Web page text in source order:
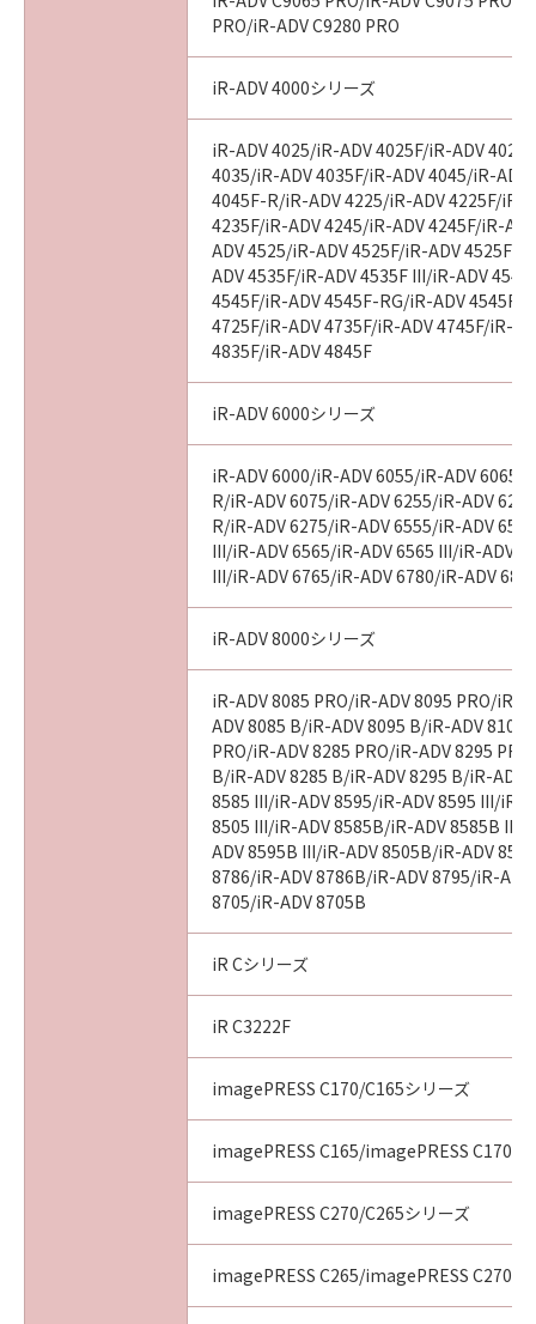
PRO/iR-ADV C9280 PRO
iR-ADV 4000シリーズ
iR-ADV 4025/iR-ADV 4025F/iR-ADV
4035/iR-ADV 4035F/iR-ADV 4045/iR-ADV
4045F-R/iR-ADV 4225/iR-ADV 4225F/iR-
4235F/iR-ADV 4245/iR-ADV 4245F/iR-
ADV 4525/iR-ADV 4525F/iR-ADV 4525F
ADV 4535F/iR-ADV 4535F III/iR-ADV
4545F/iR-ADV 4545F-RG/iR-ADV 4545F
4725F/iR-ADV 4735F/iR-ADV 4745F/iR-
4835F/iR-ADV 4845F
iR-ADV 6000シリーズ
iR-ADV 6000/iR-ADV 6055/iR-ADV 6065/
R/iR-ADV 6075/iR-ADV 6255/iR-ADV
R/iR-ADV 6275/iR-ADV 6555/iR-ADV
III/iR-ADV 6565/iR-ADV 6565 III/iR-ADV
III/iR-ADV 6765/iR-ADV 6780/iR-ADV
iR-ADV 8000シリーズ
iR-ADV 8085 PRO/iR-ADV 8095 PRO/iR-
ADV 8085 B/iR-ADV 8095 B/iR-ADV 8105
PRO/iR-ADV 8285 PRO/iR-ADV 8295
B/iR-ADV 8285 B/iR-ADV 8295 B/iR-ADV
8585 III/iR-ADV 8595/iR-ADV 8595 III/iR-
8505 III/iR-ADV 8585B/iR-ADV 8585B III/
ADV 8595B III/iR-ADV 8505B/iR-ADV
8786/iR-ADV 8786B/iR-ADV 8795/iR-
8705/iR-ADV 8705B
iR Cシリーズ
iR C3222F
imagePRESS C170/C165シリーズ
imagePRESS C165/imagePRESS C170
imagePRESS C270/C265シリーズ
imagePRESS C265/imagePRESS C270